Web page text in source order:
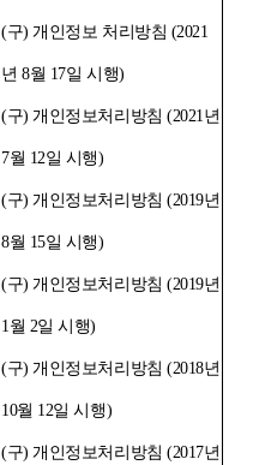
(구) 개인정보 처리방침 (2021
년 8월 17일 시행)
(구) 개인정보처리방침 (2021년
7월 12일 시행)
(구) 개인정보처리방침 (2019년
8월 15일 시행)
(구) 개인정보처리방침 (2019년
1월 2일 시행)
(구) 개인정보처리방침 (2018년
10월 12일 시행)
(구) 개인정보처리방침 (2017년